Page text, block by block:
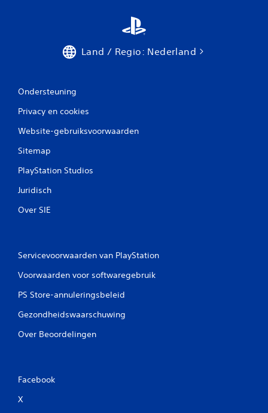
Land / Regio: Nederland
Ondersteuning
Privacy en cookies
Website-gebruiksvoorwaarden
Sitemap
PlayStation Studios
Juridisch
Over SIE
Servicevoorwaarden van PlayStation
Voorwaarden voor softwaregebruik
PS Store-annuleringsbeleid
Gezondheidswaarschuwing
Over Beoordelingen
Facebook
X